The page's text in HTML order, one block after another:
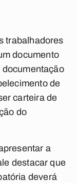
trabalhadores
documento
documentação
de
carteira de
do
a
destacar que
deverá